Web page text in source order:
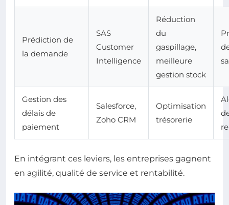
Prédiction de
la demande
SAS
Customer
Intelligence
Réduction
du
gaspillage,
meilleure
gestion stock
Gestion des
délais de
paiement
Salesforce,
Zoho CRM
Optimisation
trésorerie
En intégrant ces leviers, les entreprises gagnent
en agilité, qualité de service et rentabilité.